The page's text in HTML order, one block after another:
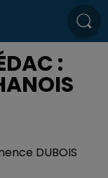
:
DUBOIS